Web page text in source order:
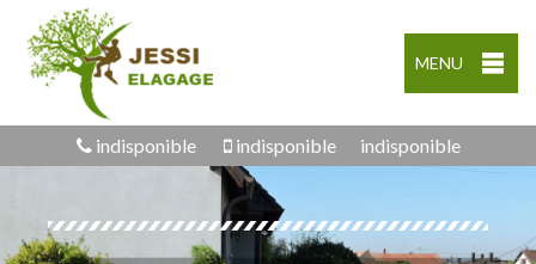
MENU
indisponible indisponible indisponible